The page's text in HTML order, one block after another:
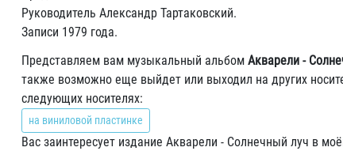
Руководитель Александр Тартаковский.
Записи 1979 года.
Представляем вам музыкальный альбом Акварели -
также возможно еще выйдет или выходил на других
следующих носителях:
на виниловой пластинке
Вас заинтересует издание Акварели - Солнечный луч в